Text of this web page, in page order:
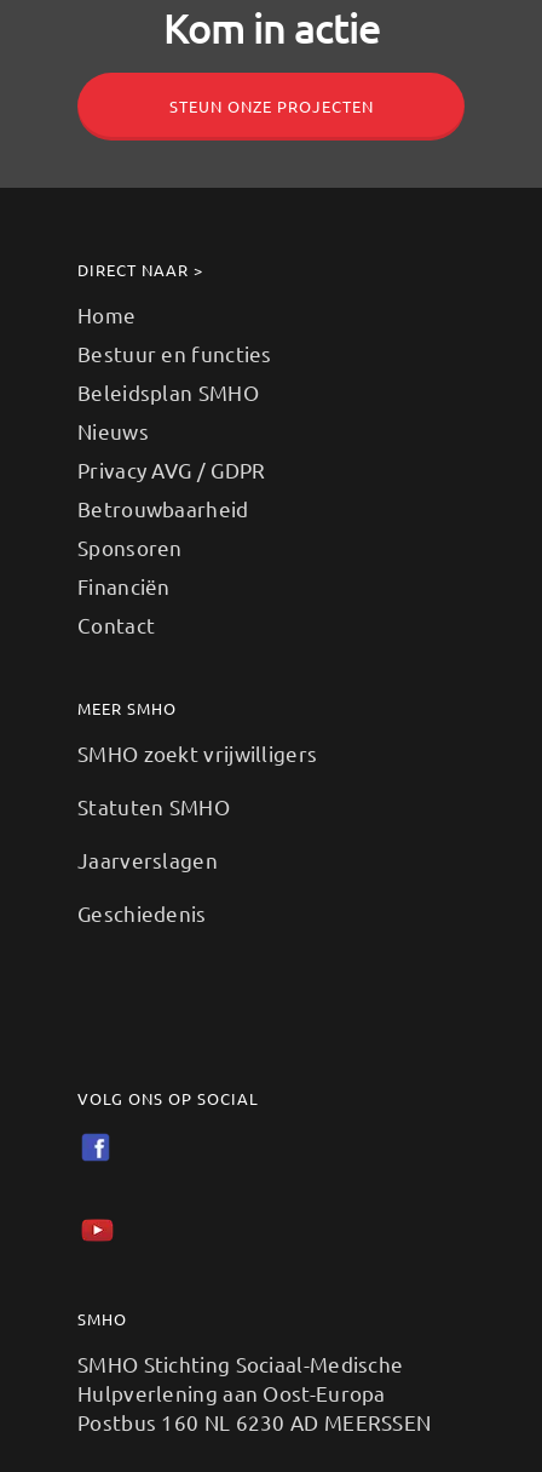
Kom in actie
STEUN ONZE PROJECTEN
DIRECT NAAR >
Home
Bestuur en functies
Beleidsplan SMHO
Nieuws
Privacy AVG / GDPR
Betrouwbaarheid
Sponsoren
Financiën
Contact
MEER SMHO
SMHO zoekt vrijwilligers
Statuten SMHO
Jaarverslagen
Geschiedenis
VOLG ONS OP SOCIAL
SMHO
SMHO Stichting Sociaal-Medische
Hulpverlening aan Oost-Europa
Postbus 160 NL 6230 AD MEERSSEN